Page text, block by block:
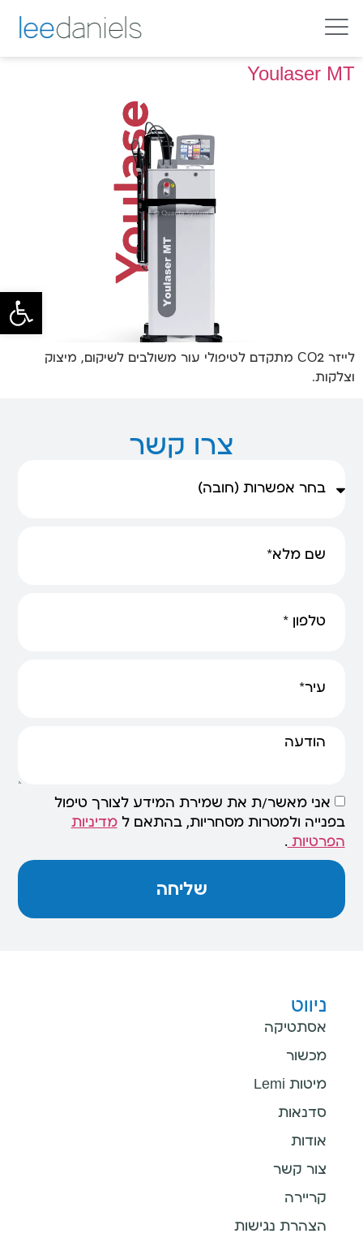
פתח
youlaser
Youlaser MT
לייזר CO2 מתקדם לטיפולי עור משולבים לשיקום, מיצוק
וצלקות.
צרו קשר
אני מאשר/ת את שמירת המידע לצורך טיפול
בפנייה ולמטרות מסחריות, בהתאם למדיניות
הפרטיות.
שליחה
ניווט
אסתטיקה
מכשור
מיטות Lemi
סדנאות
אודות
צור קשר
קריירה
הצהרת נגישות